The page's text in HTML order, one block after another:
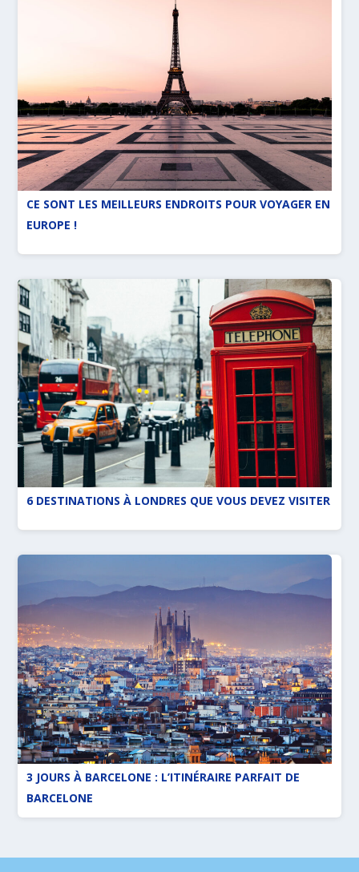
CE SONT LES MEILLEURS ENDROITS POUR VOYAGER EN
EUROPE !
6 DESTINATIONS À LONDRES QUE VOUS DEVEZ VISITER
3 JOURS À BARCELONE : L’ITINÉRAIRE PARFAIT DE
BARCELONE